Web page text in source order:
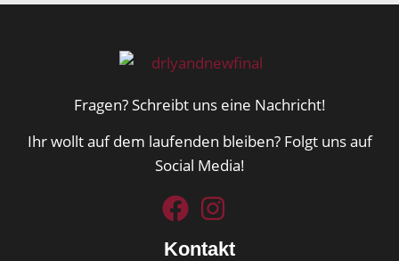
Fragen? Schreibt uns eine Nachricht!
Ihr wollt auf dem laufenden bleiben? Folgt uns auf
Social Media!
Kontakt